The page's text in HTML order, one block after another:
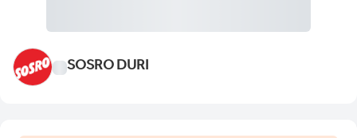
SOSRO DURI